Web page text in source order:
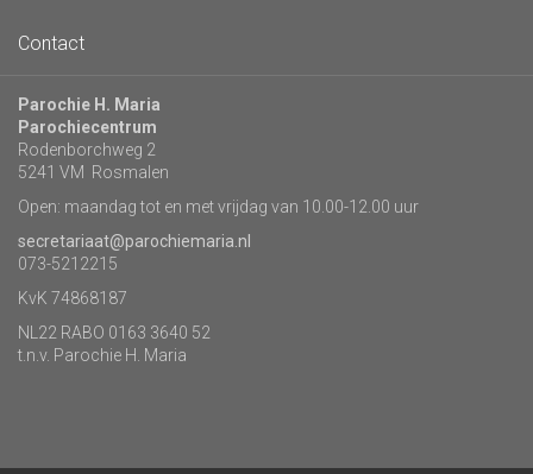
Contact
Parochie H. Maria
Parochiecentrum
Rodenborchweg 2
5241 VM Rosmalen
Open: maandag tot en met vrijdag van 10.00-12.00 uur
secretariaat@parochiemaria.nl
073-5212215
KvK 74868187
NL22 RABO 0163 3640 52
t.n.v. Parochie H. Maria